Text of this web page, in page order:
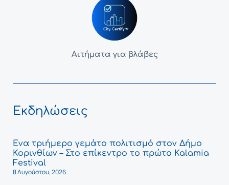
Αιτήματα για βλάβες
Εκδηλώσεις
Ένα τριήμερο γεμάτο πολιτισμό στον Δήμο
Κορινθίων – Στο επίκεντρο το πρώτο Kalamia
Festival
8 Αυγούστου, 2026